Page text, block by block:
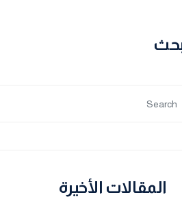
المقالات الأخيرة